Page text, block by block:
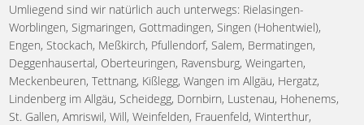
Umliegend sind wir natürlich auch unterwegs: Rielasingen-
Worblingen, Sigmaringen, Gottmadingen, Singen (Hohentwiel),
Engen, Stockach, Meßkirch, Pfullendorf, Salem, Bermatingen,
Deggenhausertal, Oberteuringen, Ravensburg, Weingarten,
Meckenbeuren, Tettnang, Kißlegg, Wangen im Allgäu, Hergatz,
Lindenberg im Allgäu, Scheidegg, Dornbirn, Lustenau, Hohenems,
St. Gallen, Amriswil, Will, Weinfelden, Frauenfeld, Winterthur,